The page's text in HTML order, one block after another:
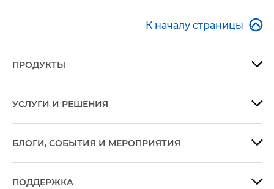
К началу страницы 
ПРОДУКТЫ 
УСЛУГИ И РЕШЕНИЯ 
БЛОГИ, СОБЫТИЯ И МЕРОПРИЯТИЯ 
ПОДДЕРЖКА 